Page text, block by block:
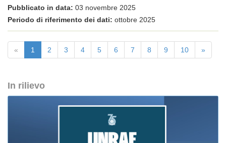
Pubblicato in data: 03 novembre 2025
Periodo di riferimento dei dati: ottobre 2025
« 1 2 3 4 5 6 7 8 9 10 »
In rilievo